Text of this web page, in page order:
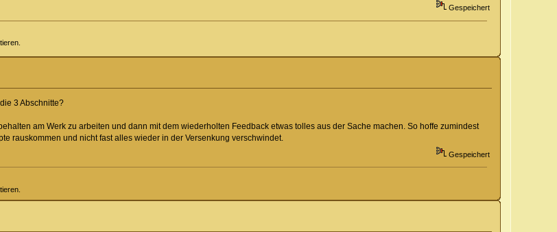
Gespeichert
3 Abschnitte?
am Werk zu arbeiten und dann mit dem wiederholten Feedback etwas tolles aus der Sache machen. So hoffe zumindest
rauskommen und nicht fast alles wieder in der Versenkung verschwindet.
Gespeichert